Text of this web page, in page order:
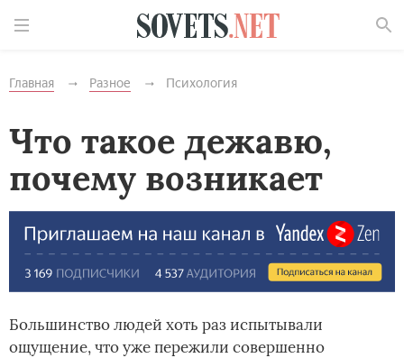
Главная Разное Психология
Что такое дежавю,
почему возникает
Большинство людей хоть раз испытывали
ощущение, что уже пережили совершенно